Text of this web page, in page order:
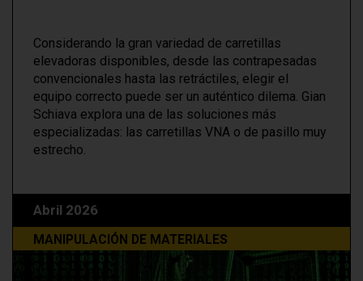
Considerando la gran variedad de carretillas
elevadoras disponibles, desde las contrapesadas
convencionales hasta las retráctiles, elegir el
equipo correcto puede ser un auténtico dilema. Gian
Schiava explora una de las soluciones más
especializadas: las carretillas VNA o de pasillo muy
estrecho.
Abril 2026
MANIPULACIÓN DE MATERIALES